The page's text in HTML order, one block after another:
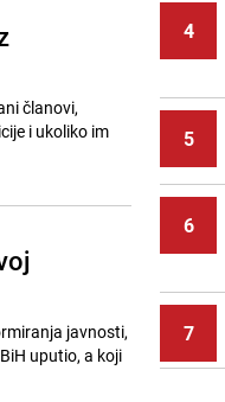
članovi,
i ukoliko im
javnosti,
uputio, a koji
14
15
4
5
6
7